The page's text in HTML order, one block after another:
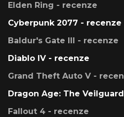
Elden Ring - recenze
Cyberpunk 2077 - recenze
Baldur's Gate III - recenze
Diablo IV - recenze
Grand Theft Auto V -
Dragon Age: The
Fallout 4 - recenze